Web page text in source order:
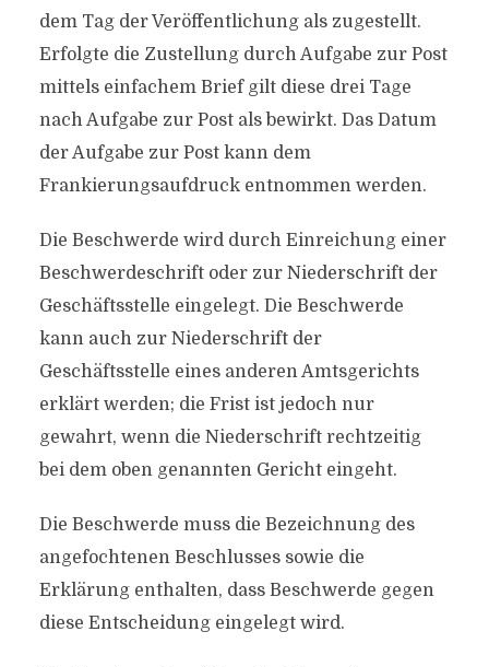
dem Tag der Veröffentlichung als zugestellt.
Erfolgte die Zustellung durch Aufgabe zur Post
mittels einfachem Brief gilt diese drei Tage
nach Aufgabe zur Post als bewirkt. Das Datum
der Aufgabe zur Post kann dem
Frankierungsaufdruck entnommen werden.
Die Beschwerde wird durch Einreichung einer
Beschwerdeschrift oder zur Niederschrift der
Geschäftsstelle eingelegt. Die Beschwerde
kann auch zur Niederschrift der
Geschäftsstelle eines anderen Amtsgerichts
erklärt werden; die Frist ist jedoch nur
gewahrt, wenn die Niederschrift rechtzeitig
bei dem oben genannten Gericht eingeht.
Die Beschwerde muss die Bezeichnung des
angefochtenen Beschlusses sowie die
Erklärung enthalten, dass Beschwerde gegen
diese Entscheidung eingelegt wird.